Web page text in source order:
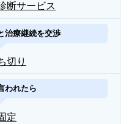
断サービス
治療継続を交渉
切り
われたら
定